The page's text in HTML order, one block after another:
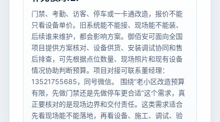
门禁、考勤、访客、停车或一卡通改造，报价不能
只看设备单价。旧系统能不能接、现场能不能装、
后续谁来维护，都会影响方案。御佰安可面向全国
项目提供方案核对、设备供货、安装调试协同和售
后排查，可先根据点位数量、现场照片和现有设备
情况协助判断预算。项目对接可联系董经理：
13521755685，同号微信。 围绕“老小区改造预算
有限，先做门禁还是先做停车更合适”这个需求，真
正要核对的是现场边界和交付责任。这类需求适合
先看现场能不能落地，再看设备、施工、调试、验